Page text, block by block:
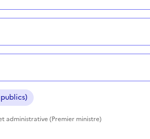
administrative (Premier ministre)